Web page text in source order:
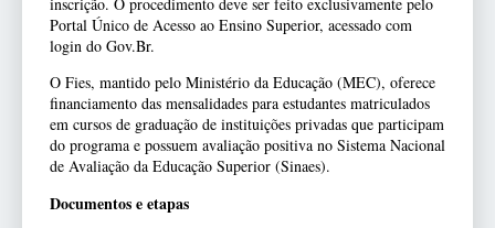
Portal Único de Acesso ao Ensino Superior, acessado com
login do Gov.Br.
O Fies, mantido pelo Ministério da Educação (MEC), oferece
financiamento das mensalidades para estudantes matriculados
em cursos de graduação de instituições privadas que participam
do programa e possuem avaliação positiva no Sistema Nacional
de Avaliação da Educação Superior (Sinaes).
Documentos e etapas